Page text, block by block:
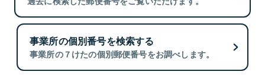
事業所の個別番号を検索する
事業所の７けたの個別郵便番号をお調べします。